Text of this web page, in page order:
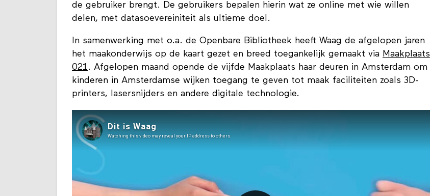
de gebruiker brengt. De gebruikers bepalen hierin wat ze online met wie willen
delen, met datasoevereiniteit als ultieme doel.
In samenwerking met o.a. de Openbare Bibliotheek heeft Waag de afgelopen jaren
het maakonderwijs op de kaart gezet en breed toegankelijk gemaakt via Maakplaats
021. Afgelopen maand opende de vijfde Maakplaats haar deuren in Amsterdam om
kinderen in Amsterdamse wijken toegang te geven tot maak faciliteiten zoals 3D-
printers, lasersnijders en andere digitale technologie.